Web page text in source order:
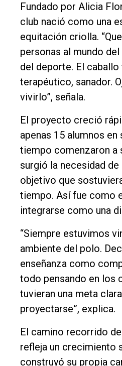
Rural
Deportes
Fúnebres
Edición
Empresa
Contacto
Fundado por Alicia
club nació como una
equitación criolla.
personas al mundo
del deporte. El caballo
terapéutico, sanador.
vivirlo”, señala.
El proyecto creció
apenas 15 alumnos
tiempo comenzaron a
surgió la necesidad
objetivo que
tiempo. Así fue como
integrarse como una
“Siempre estuvimos
ambiente del polo.
enseñanza como
todo pensando en los
tuvieran una meta
proyectarse”, explica.
El camino recorrido
refleja un crecimiento
construyó su propia